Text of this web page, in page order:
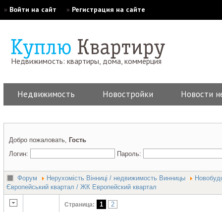
» Войти на сайт » Регистрация на сайте
Недвижимость: квартиры, дома, коммерция
Недвижимость Новостройки Новости
Добро пожаловать, Гость
Логин:
Пароль:
Форум Нерухомість Вінниці / недвижимость Винницы
Європейський квартал / ЖК Европейский квартал
Страница: 1 2